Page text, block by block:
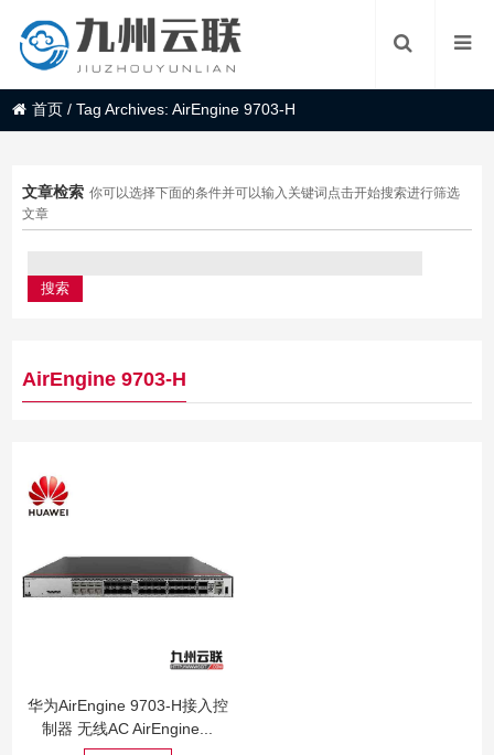
首页 /Tag Archives: AirEngine 9703-H
文章检索 你可以选择下面的条件并可以输入关键词点击开始搜索进行筛选
文章
AirEngine 9703-H
华为AirEngine 9703-H接入控
制器 无线AC AirEngine...